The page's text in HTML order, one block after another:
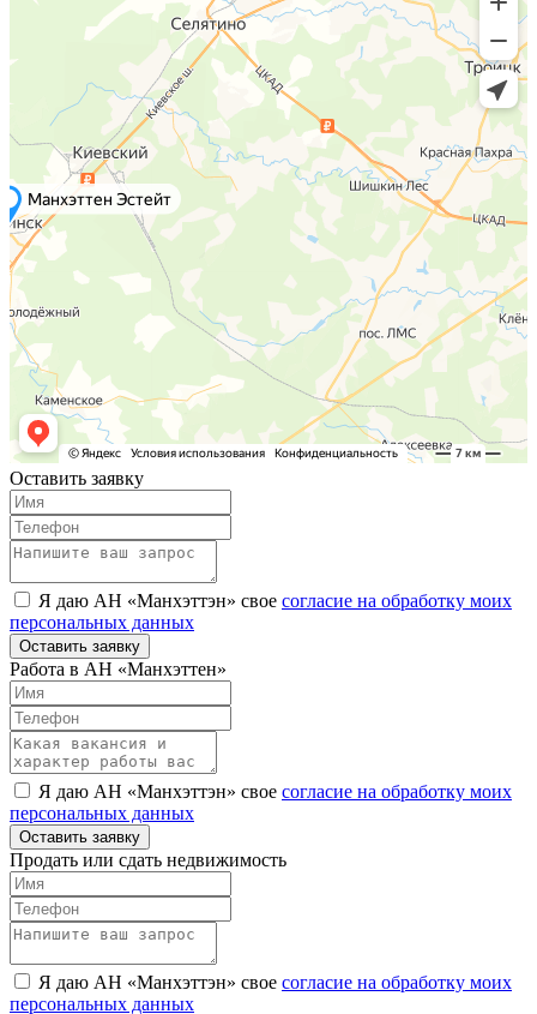
Оставить заявку
Я даю АН «Манхэттэн» свое согласие на обработку моих
персональных данных
Оставить заявку
Работа в АН «Манхэттен»
Я даю АН «Манхэттэн» свое согласие на обработку моих
персональных данных
Оставить заявку
Продать или сдать недвижимость
Я даю АН «Манхэттэн» свое согласие на обработку моих
персональных данных